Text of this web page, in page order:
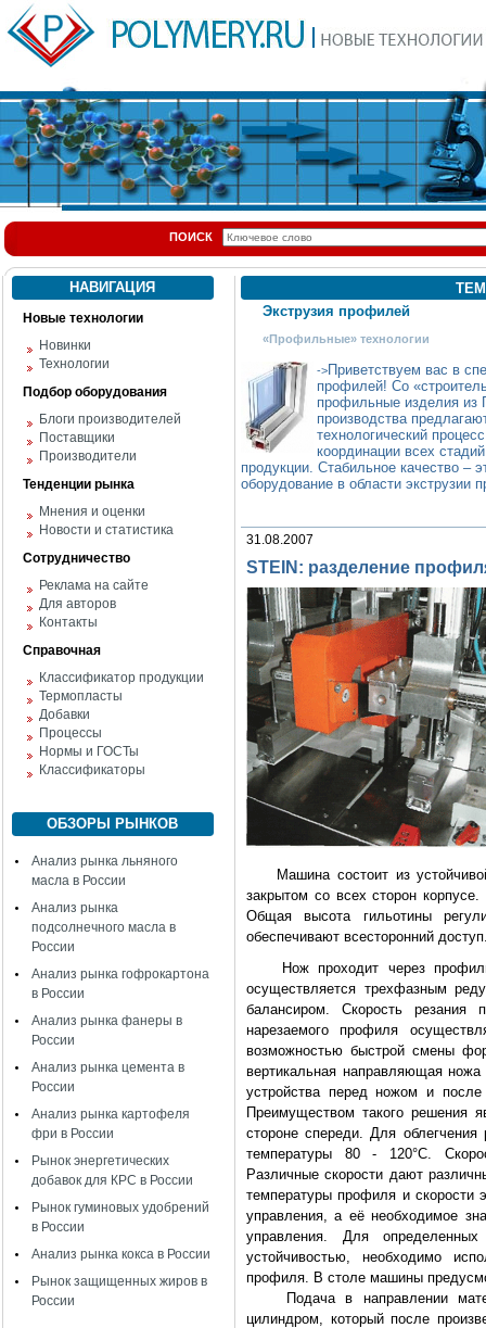
ПОИСК
НАВИГАЦИЯ
Новые технологии
Новинки
Технологии
Подбор оборудования
Блоги производителей
Поставщики
Производители
Тенденции рынка
Мнения и оценки
Новости и статистика
Сотрудничество
Реклама на сайте
Для авторов
Контакты
Справочная
Классификатор продукции
Термопласты
Добавки
Процессы
Нормы и ГОСТы
Классификаторы
ОБЗОРЫ РЫНКОВ
Анализ рынка льняного
масла в России
Анализ рынка
подсолнечного масла в
России
Анализ рынка гофрокартона
в России
Анализ рынка фанеры в
России
Анализ рынка цемента в
России
Анализ рынка картофеля
фри в России
Рынок энергетических
добавок для КРС в России
Рынок гуминовых удобрений
в России
Анализ рынка кокса в России
Рынок защищенных жиров в
России
Экструзия профилей
«Профильные» технологии
->Приветствуем вас в
профилей! Со
профильные изделия из
производства
технологический
координации всех
продукции. Стабильное качество –
оборудование в области
31.08.2007
STEIN: разделение
Машина состоит из
закрытом со всех сторон
Общая высота гильотины
обеспечивают всесторонний
Нож проходит через профиль
осуществляется трехфазным
балансиром. Скорость резания
нарезаемого профиля
возможностью быстрой смены
вертикальная направляющая
устройства перед ножом и
Преимуществом такого решения
стороне спереди. Для
температуры 80 - 120°С.
Различные скорости дают
температуры профиля и скорости
управления, а её необходимое
управления. Для
устойчивостью, необходимо
профиля. В столе машины
Подача в направлении
цилиндром, который после